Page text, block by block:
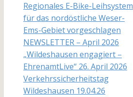
Regionales E-Bike-Leihsystem
für das nordöstliche Weser-
Ems-Gebiet vorgeschlagen
NEWSLETTER – April 2026
„Wildeshausen engagiert –
EhrenamtLive“ 26. April 2026
Verkehrssicherheitstag
Wildeshausen 19.04.26